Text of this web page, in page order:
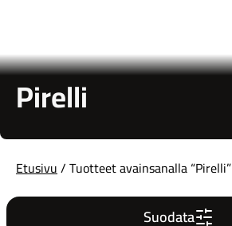
Gravel-pyörät
Pirelli
Etusivu/ Tuotteet avainsanalla “Pirelli”
Suodata